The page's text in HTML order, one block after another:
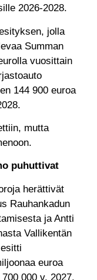
2026-2028.
jolla
Summan
vuosittain
144 900 euroa
mutta
puhuttivat
herättivät
Rauhankadun
ja Antti
Vallikentän
euroa
000 v. 2027.